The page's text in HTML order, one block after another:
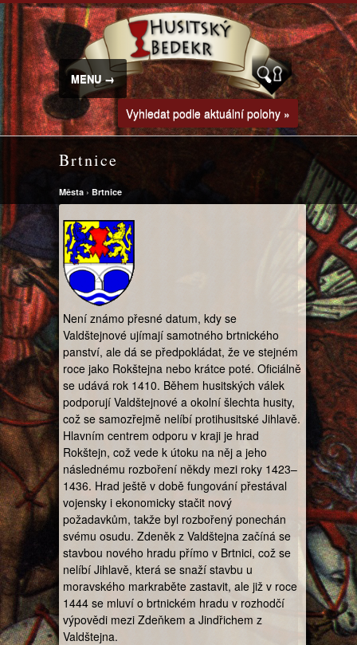
MENU →
Vyhledat podle aktuální polohy »
Brtnice
Města › Brtnice
Není známo přesné datum, kdy se
Valdštejnové ujímají samotného brtnického
panství, ale dá se předpokládat, že ve stejném
roce jako Rokštejna nebo krátce poté. Oficiálně
se udává rok 1410. Během husitských válek
podporují Valdštejnové a okolní šlechta husity,
což se samozřejmě nelíbí protihusitské Jihlavě.
Hlavním centrem odporu v kraji je hrad
Rokštejn, což vede k útoku na něj a jeho
následnému rozboření někdy mezi roky 1423–
1436. Hrad ještě v době fungování přestával
vojensky i ekonomicky stačit nový
požadavkům, takže byl rozbořený ponechán
svému osudu. Zdeněk z Valdštejna začíná se
stavbou nového hradu přímo v Brtnici, což se
nelíbí Jihlavě, která se snaží stavbu u
moravského markraběte zastavit, ale již v roce
1444 se mluví o brtnickém hradu v rozhodčí
výpovědi mezi Zdeňkem a Jindřichem z
Valdštejna.